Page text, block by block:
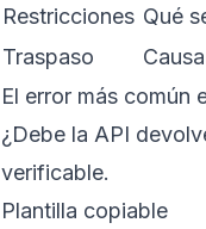
Restricciones Qué
Traspaso
El error más común
¿Debe la API
verificable.
Plantilla copiable